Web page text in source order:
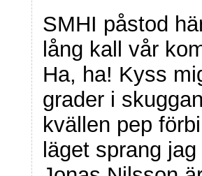
SMHI påstod
lång kall vår
Ha, ha! Kyss
grader i
kvällen pep
läget sprang